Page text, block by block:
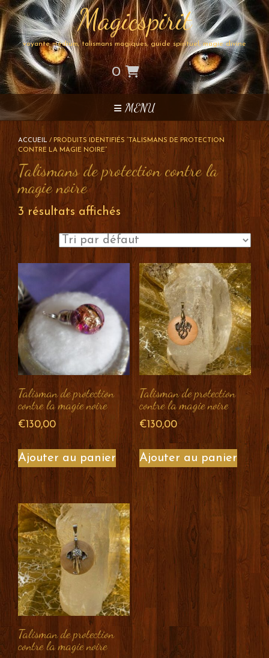
Skip
to
content
Magicspirit
voyante médium, talismans magiques, guide spirituel, magie divine
0
MENU
ACCUEIL / PRODUITS IDENTIFIÉS “TALISMANS DE PROTECTION
CONTRE LA MAGIE NOIRE”
Talismans de protection contre la
magie noire
3 résultats affichés
Talisman de protection
contre la magie noire
€130,00
Ajouter au panier
Talisman de protection
contre la magie noire
€130,00
Ajouter au panier
Talisman de protection
contre la magie noire